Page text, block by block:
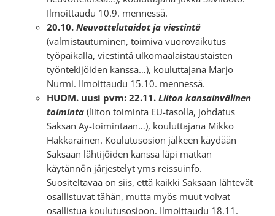
Ilmoittaudu 10.9. mennessä.
20.10. Neuvottelutaidot ja viestintä
(valmistautuminen, toimiva vuorovaikutus
työpaikalla, viestintä ulkomaalaistaustaisten
työntekijöiden kanssa…), kouluttajana Marjo
Nurmi. Ilmoittaudu 15.10. mennessä.
HUOM. uusi pvm: 22.11. Liiton kansainvälinen
toiminta(liiton toiminta EU-tasolla, johdatus
Saksan Ay-toimintaan…), kouluttajana Mikko
Hakkarainen. Koulutusosion jälkeen käydään
Saksaan lähtijöiden kanssa läpi matkan
käytännön järjestelyt yms reissuinfo.
Suositeltavaa on siis, että kaikki Saksaan lähtevät
osallistuvat tähän, mutta myös muut voivat
osallistua koulutusosioon. Ilmoittaudu 18.11.